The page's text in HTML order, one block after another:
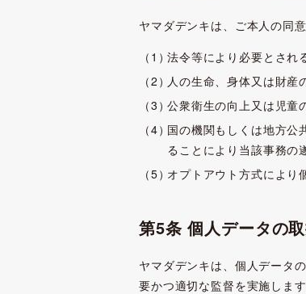
ヤマダデンキは、ご本人の同
法令等により必要とされ
人の生命、身体又は財産
公衆衛生の向上又は児童
国の機関もしくは地方公
ることにより当該事務の
オプトアウト方式により
第5条 個人データの
ヤマダデンキは、個人データ
要かつ適切な監督を実施します